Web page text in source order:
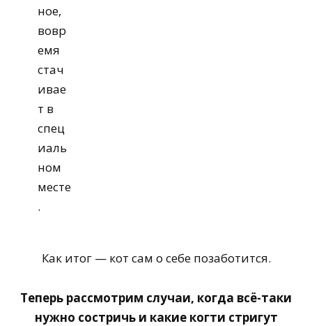
ное,
вовр
емя
стач
ивае
т в
спец
иаль
ном
месте
.
Как итог — кот сам о себе позаботится.
Теперь рассмотрим случаи, когда всё-таки
нужно состричь и какие когти стригут